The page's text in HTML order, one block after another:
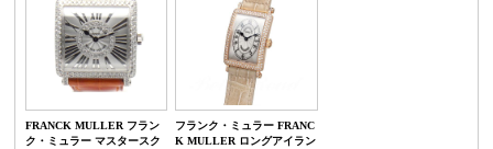
FRANCK MULLER フラン
ク・ミュラー マスタースク
フランク・ミュラー FRANC
K MULLER ロングアイラン